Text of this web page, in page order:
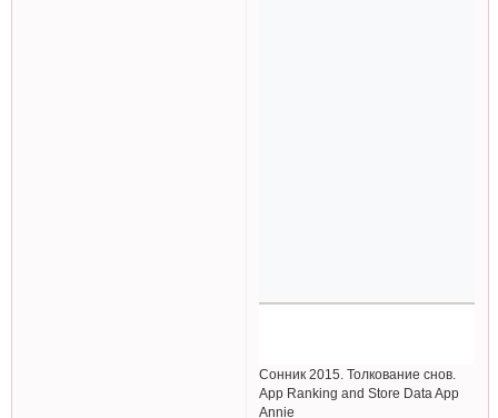
Сонник 2015. Толкование снов.
App Ranking and Store Data App
Annie